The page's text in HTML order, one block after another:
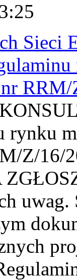
Sieci
rynku
Z/16/